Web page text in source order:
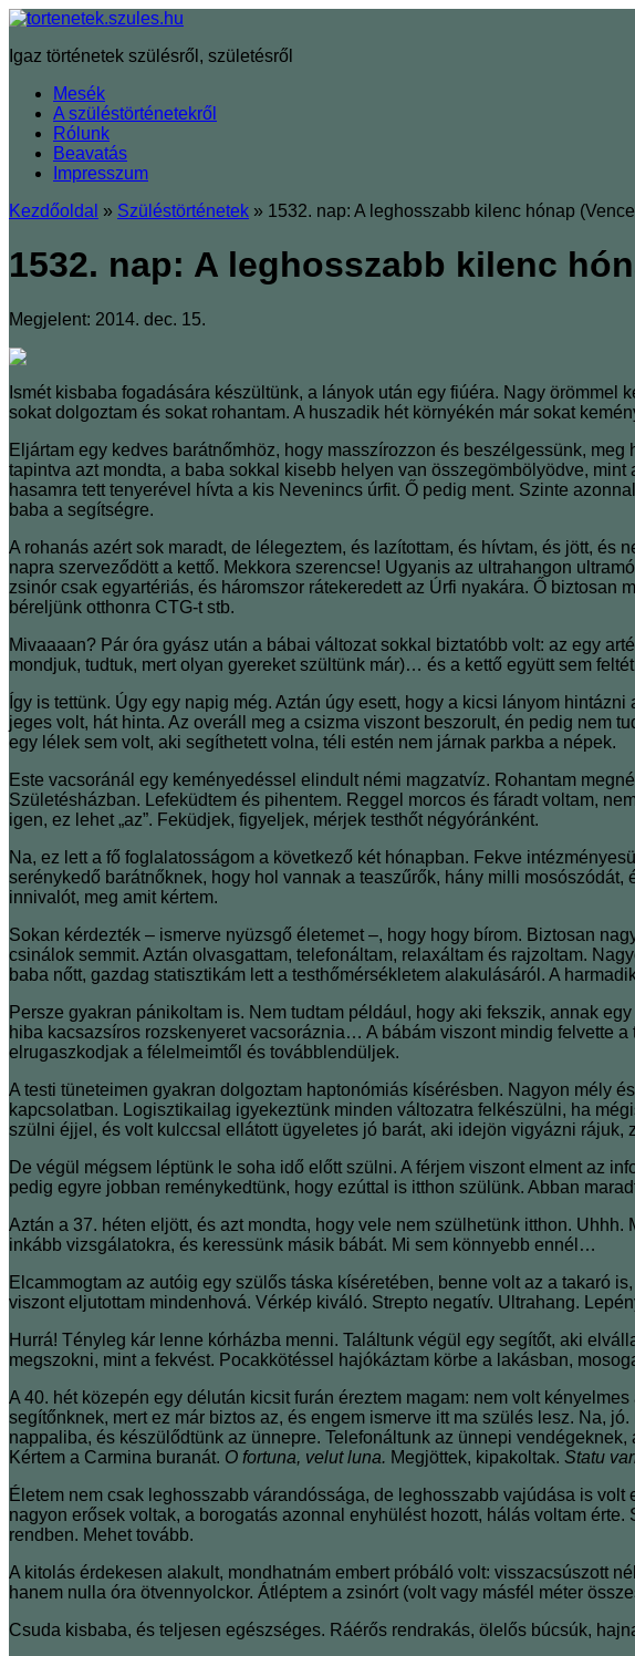
Igaz történetek szülésről, születésről
Mesék
A szüléstörténetekről
Rólunk
Beavatás
Impresszum
Kezdőoldal » Szüléstörténetek » 1532. nap: A leghosszabb kilenc hónap
1532. nap: A leghosszabb kilenc
Megjelent: 2014. dec. 15.
Ismét kisbaba fogadására készültünk, a lányok után egy fiúéra. Nagy örömmel
sokat dolgoztam és sokat rohantam. A huszadik hét környékén már sokat
Eljártam egy kedves barátnőmhöz, hogy masszírozzon és beszélgessünk,
tapintva azt mondta, a baba sokkal kisebb helyen van összegömbölyödve,
hasamra tett tenyerével hívta a kis Nevenincs úrfit. Ő pedig ment. Szinte
baba a segítségre.
A rohanás azért sok maradt, de lélegeztem, és lazítottam, és hívtam, és jött,
napra szerveződött a kettő. Mekkora szerencse! Ugyanis az ultrahangon
zsinór csak egyartériás, és háromszor rátekeredett az Úrfi nyakára. Ő
béreljünk otthonra CTG-t stb.
Mivaaaan? Pár óra gyász után a bábai változat sokkal biztatóbb volt: az egy
mondjuk, tudtuk, mert olyan gyereket szültünk már)… és a kettő együtt sem
Így is tettünk. Úgy egy napig még. Aztán úgy esett, hogy a kicsi lányom
jeges volt, hát hinta. Az overáll meg a csizma viszont beszorult, én pedig nem
egy lélek sem volt, aki segíthetett volna, téli estén nem járnak parkba a népek.
Este vacsoránál egy keményedéssel elindult némi magzatvíz. Rohantam
Születésházban. Lefeküdtem és pihentem. Reggel morcos és fáradt voltam,
igen, ez lehet „az”. Feküdjek, figyeljek, mérjek testhőt négyóránként.
Na, ez lett a fő foglalatosságom a következő két hónapban. Fekve
serénykedő barátnőknek, hogy hol vannak a teaszűrők, hány milli
innivalót, meg amit kértem.
Sokan kérdezték – ismerve nyüzsgő életemet –, hogy hogy bírom. Biztosan
csinálok semmit. Aztán olvasgattam, telefonáltam, relaxáltam és rajzoltam.
baba nőtt, gazdag statisztikám lett a testhőmérsékletem alakulásáról. A
Persze gyakran pánikoltam is. Nem tudtam például, hogy aki fekszik, annak
hiba kacsazsíros rozskenyeret vacsoráznia… A bábám viszont mindig felvette
elrugaszkodjak a félelmeimtől és továbblendüljek.
A testi tüneteimen gyakran dolgoztam haptonómiás kísérésben. Nagyon mély
kapcsolatban. Logisztikailag igyekeztünk minden változatra felkészülni, ha
szülni éjjel, és volt kulccsal ellátott ügyeletes jó barát, aki idejön vigyázni rájuk,
De végül mégsem léptünk le soha idő előtt szülni. A férjem viszont elment az
pedig egyre jobban reménykedtünk, hogy ezúttal is itthon szülünk. Abban
Aztán a 37. héten eljött, és azt mondta, hogy vele nem szülhetünk itthon.
inkább vizsgálatokra, és keressünk másik bábát. Mi sem könnyebb ennél…
Elcammogtam az autóig egy szülős táska kíséretében, benne volt az a takaró
viszont eljutottam mindenhová. Vérkép kiváló. Strepto negatív. Ultrahang.
Hurrá! Tényleg kár lenne kórházba menni. Találtunk végül egy segítőt, aki
megszokni, mint a fekvést. Pocakkötéssel hajókáztam körbe a lakásban,
A 40. hét közepén egy délután kicsit furán éreztem magam: nem volt
segítőnknek, mert ez már biztos az, és engem ismerve itt ma szülés lesz. Na,
nappaliba, és készülődtünk az ünnepre. Telefonáltunk az ünnepi
Kértem a Carmina buranát. O fortuna, velut luna. Megjöttek, kipakoltak. Statu
Életem nem csak leghosszabb várandóssága, de leghosszabb vajúdása is
nagyon erősek voltak, a borogatás azonnal enyhülést hozott, hálás voltam
rendben. Mehet tovább.
A kitolás érdekesen alakult, mondhatnám embert próbáló volt: visszacsúszott
hanem nulla óra ötvennyolckor. Átléptem a zsinórt (volt vagy másfél méter
Csuda kisbaba, és teljesen egészséges. Ráérős rendrakás, ölelős búcsúk,